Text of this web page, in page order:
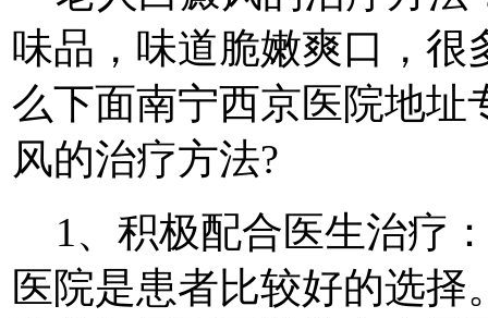
味品，味道脆嫩爽口，很
么下面南宁西京医院地址
风的治疗方法?
1、积极配合医生治疗
医院是患者比较好的选